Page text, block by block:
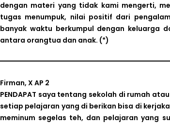
dengan materi yang tidak kami mengerti,
tugas menumpuk, nilai positif dari
banyak waktu berkumpul dengan keluarga
antara orangtua dan anak. (*)
Firman, X AP 2
PENDAPAT saya tentang sekolah di rumah
setiap pelajaran yang di berikan bisa di
meminum segelas teh, dan pelajaran yang